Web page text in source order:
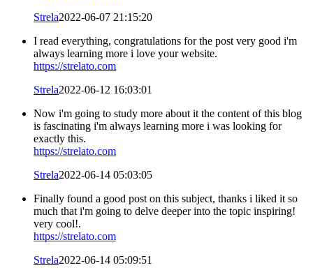
Strela2022-06-07 21:15:20
I read everything, congratulations for the post very good i'm
always learning more i love your website.
https://strelato.com
Strela2022-06-12 16:03:01
Now i'm going to study more about it the content of this blog
is fascinating i'm always learning more i was looking for
exactly this.
https://strelato.com
Strela2022-06-14 05:03:05
Finally found a good post on this subject, thanks i liked it so
much that i'm going to delve deeper into the topic inspiring!
very cool!.
https://strelato.com
Strela2022-06-14 05:09:51